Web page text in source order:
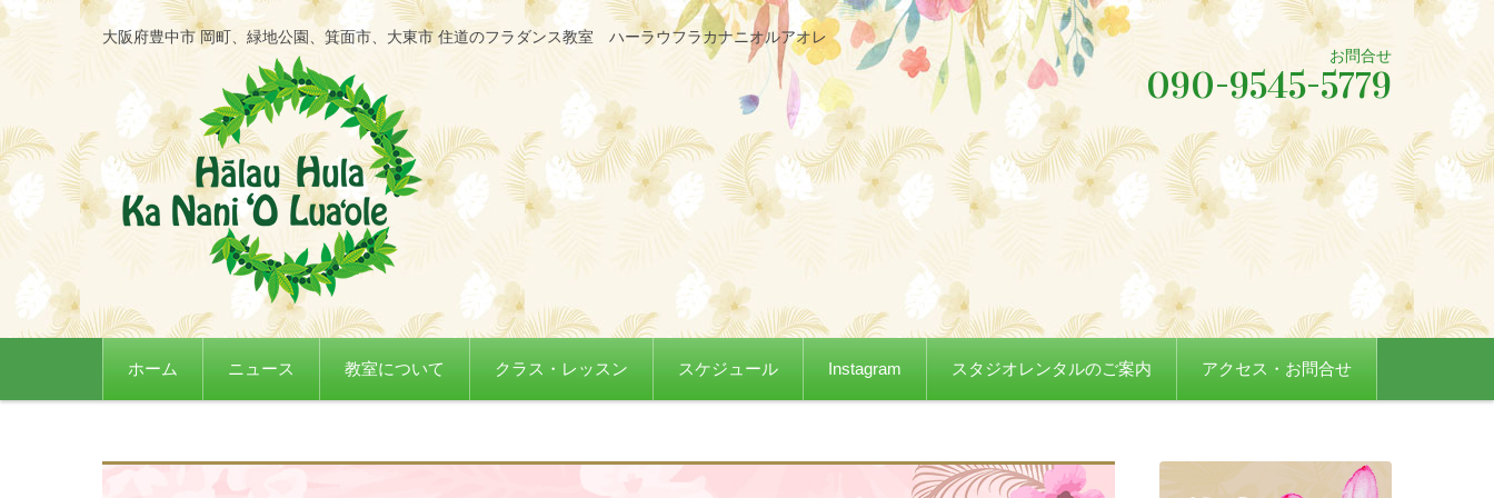
大阪府豊中市 岡町、緑地公園、箕面市、大東市 住道のフラダンス教室 ハーラウフラカナニオルアオレ
お問合せ
090-9545-5779
コンテンツに移動
ホーム
ニュース 教室について クラス・レッスン スケジュール Instagram スタジオレンタルのご案内 アクセス・お問合せ